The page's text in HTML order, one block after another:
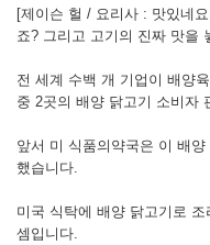
[제이슨 헐 / 요리사 : 맛있네
죠? 그리고 고기의 진짜 맛을
전 세계 수백 개 기업이 배양
중 2곳의 배양 닭고기 소비자
앞서 미 식품의약국은 이 배
했습니다.
미국 식탁에 배양 닭고기로
셈입니다.